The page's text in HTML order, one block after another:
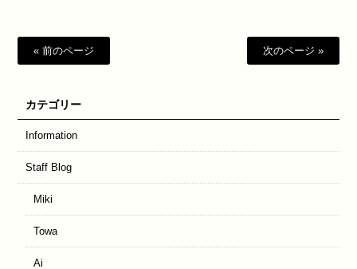
« 前のページ 次のページ »
カテゴリー
Information
Staff Blog
Miki
Towa
Ai